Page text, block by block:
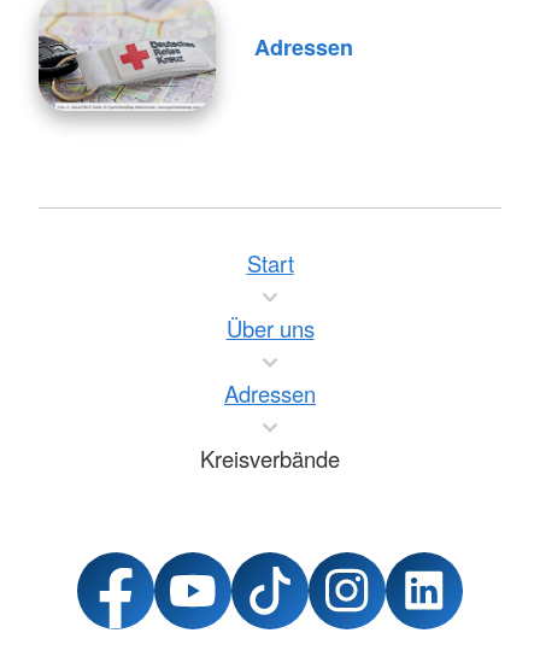
Adressen
Start
Über uns
Adressen
Kreisverbände